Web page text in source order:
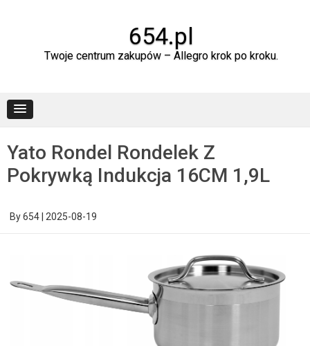
654.pl
Twoje centrum zakupów – Allegro krok po kroku.
Yato Rondel Rondelek Z
Pokrywką Indukcja 16CM 1,9L
By654 2025-08-19